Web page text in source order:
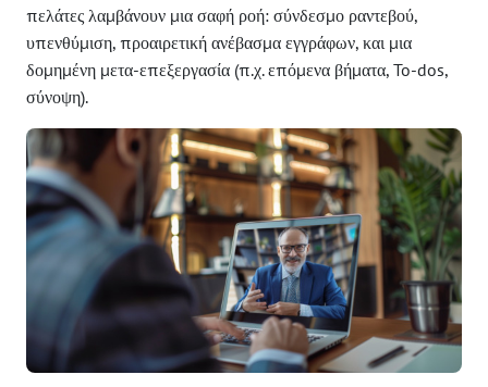
πελάτες λαμβάνουν μια σαφή ροή: σύνδεσμο ραντεβού,
υπενθύμιση, προαιρετική ανέβασμα εγγράφων, και μια
δομημένη μετα-επεξεργασία (π.χ. επόμενα βήματα, To-dos,
σύνοψη).